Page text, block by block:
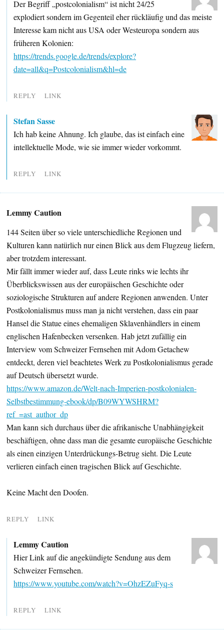
Der Begriff „postcolonialism“ ist nicht 24/25
explodiert sondern im Gegenteil eher rückläufig und das meiste
Interesse kam nicht aus USA oder Westeuropa sondern aus
früheren Kolonien:
https://trends.google.de/trends/explore?
date=all&q=Postcolonialism&hl=de
REPLY LINK
Stefan Sasse
Ich hab keine Ahnung. Ich glaube, das ist einfach eine
intellektuelle Mode, wie sie immer wieder vorkommt.
REPLY LINK
Lemmy Caution
144 Seiten über so viele unterschiedliche Regionen und
Kulturen kann natürlich nur einen Blick aus dem Flugzeug liefern,
aber trotzdem interessant.
Mir fällt immer wieder auf, dass Leute rinks wie lechts ihr
Überblickswissen aus der europäischen Geschichte oder
soziologische Strukturen auf andere Regionen anwenden. Unter
Postkolonialismus muss man ja nicht verstehen, dass ein paar
Hansel die Statue eines ehemaligen Sklavenhändlers in einem
englischen Hafenbecken versenken. Hab jetzt zufällig ein
Interview vom Schweizer Fernsehen mit Adom Getachew
entdeckt, deren viel beachtetes Werk zu Postkolonialismus gerade
auf Deutsch übersetzt wurde.
https://www.amazon.de/Welt-nach-Imperien-postkolonialen-
Selbstbestimmung-ebook/dp/B09WYWSHRM?
ref_=ast_author_dp
Man kann sich durchaus über die afrikanische Unabhängigkeit
beschäftigen, ohne dass man die gesamte europäische Geschichte
als einen einzigen Unterdrückungs-Betrug sieht. Die Leute
verlieren einfach einen tragischen Blick auf Geschichte.
Keine Macht den Doofen.
REPLY LINK
Lemmy Caution
Hier Link auf die angekündigte Sendung aus dem
Schweizer Fernsehen.
https://www.youtube.com/watch?v=OhzEZuFyq-s
REPLY LINK